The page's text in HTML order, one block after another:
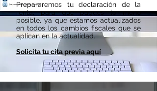
Prepararemos tu declaración de la
renta, para que pagues lo meno
posible, ya que estamos actualizados
en todos los cambios fiscales que se
aplican en la actualidad.
Solicita tu cita previa aquí